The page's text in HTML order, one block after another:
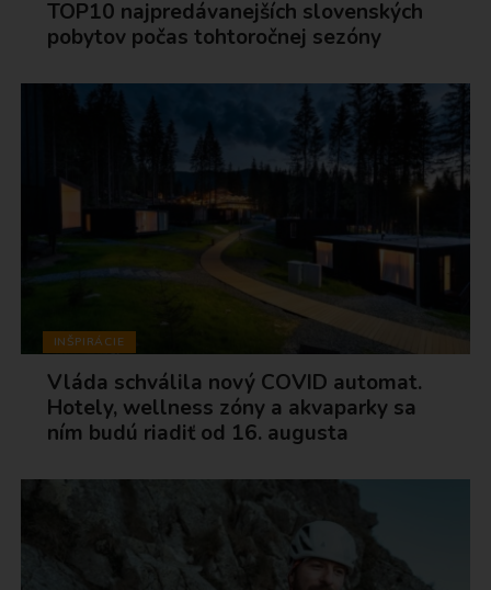
TOP10 najpredávanejších slovenských
pobytov počas tohtoročnej sezóny
INŠPIRÁCIE
Vláda schválila nový COVID automat.
Hotely, wellness zóny a akvaparky sa
ním budú riadiť od 16. augusta